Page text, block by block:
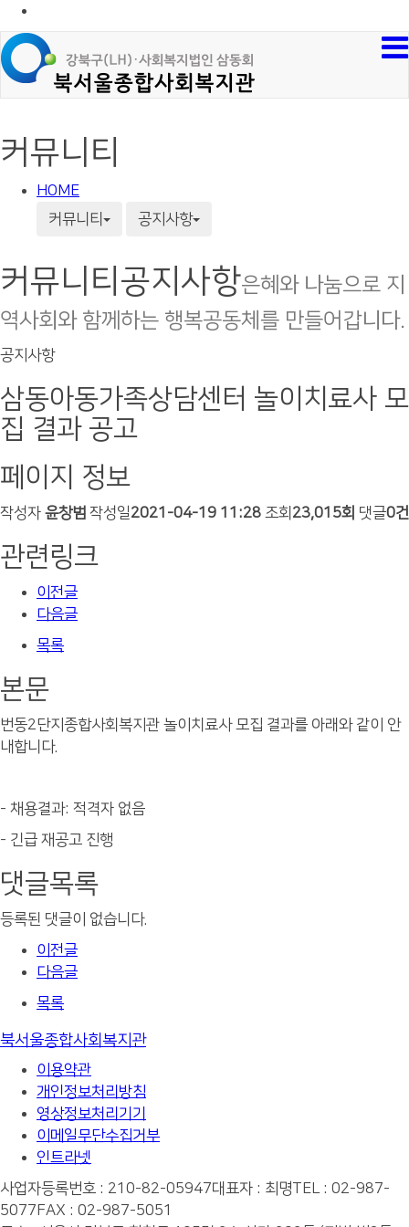
커뮤니티
HOME
커뮤니티
공지사항
커뮤니티 공지사항은혜와 나눔으로 지
역사회와 함께하는 행복공동체를 만들어갑니다.
공지사항
삼동아동가족상담센터 놀이치료사 모
집 결과 공고
페이지 정보
작성자 윤창범 작성일2021-04-19 11:28 조회 23,015회 댓글0건
관련링크
이전글
다음글
목록
본문
번동2단지종합사회복지관 놀이치료사 모집 결과를 아래와 같이 안
내합니다.
- 채용결과: 적격자 없음
- 긴급 재공고 진행
댓글목록
등록된 댓글이 없습니다.
이전글
다음글
목록
북서울종합사회복지관
이용약관
개인정보처리방침
영상정보처리기기
이메일무단수집거부
인트라넷
사업자등록번호 : 210-82-05947대표자 : 최명TEL : 02-987-
5077 FAX : 02-987-5051